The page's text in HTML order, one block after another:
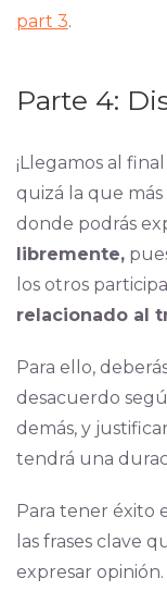
part 3.
Parte 4:
¡Llegamos al
quizá la que
donde podrás
libremente,
los otros
relacionado al
Para ello,
desacuerdo
demás, y
tendrá una
Para tener éxito
las frases clave
expresar